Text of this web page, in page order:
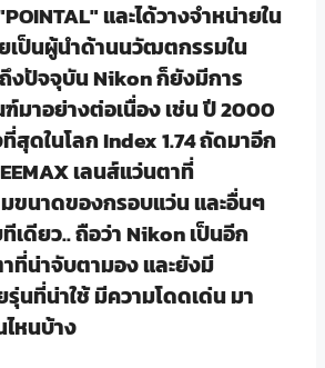
และได้วางจำหน่ายใน
เป็นผู้นำด้านนวัฒตกรรมใน
งปัจจุบัน Nikon ก็ยังมีการ
าอย่างต่อเนื่อง เช่น ปี 2000
สุดในโลก Index 1.74 ถัดมาอีก
เลนส์แว่นตาที่
ขนาดของกรอบแว่น และอื่นๆ
เดียว.. ถือว่า Nikon เป็นอีก
ที่น่าจับตามอง และยังมี
ที่น่าใช้ มีความโดดเด่น มา
หนบ้าง